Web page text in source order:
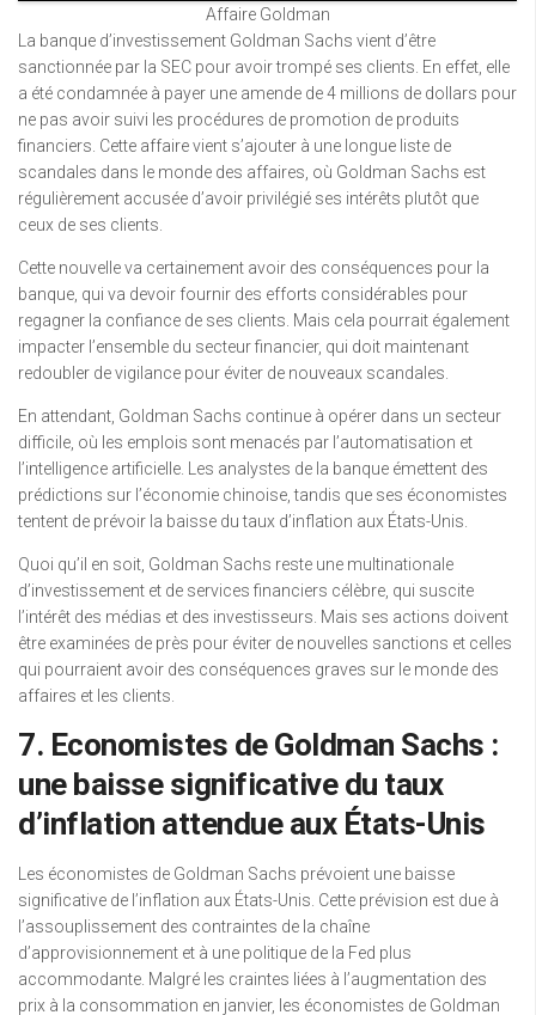
Affaire Goldman
La banque d’investissement Goldman Sachs vient d’être
sanctionnée par la SEC pour avoir trompé ses clients. En effet, elle
a été condamnée à payer une amende de 4 millions de dollars pour
ne pas avoir suivi les procédures de promotion de produits
financiers. Cette affaire vient s’ajouter à une longue liste de
scandales dans le monde des affaires, où Goldman Sachs est
régulièrement accusée d’avoir privilégié ses intérêts plutôt que
ceux de ses clients.
Cette nouvelle va certainement avoir des conséquences pour la
banque, qui va devoir fournir des efforts considérables pour
regagner la confiance de ses clients. Mais cela pourrait également
impacter l’ensemble du secteur financier, qui doit maintenant
redoubler de vigilance pour éviter de nouveaux scandales.
En attendant, Goldman Sachs continue à opérer dans un secteur
difficile, où les emplois sont menacés par l’automatisation et
l’intelligence artificielle. Les analystes de la banque émettent des
prédictions sur l’économie chinoise, tandis que ses économistes
tentent de prévoir la baisse du taux d’inflation aux États-Unis.
Quoi qu’il en soit, Goldman Sachs reste une multinationale
d’investissement et de services financiers célèbre, qui suscite
l’intérêt des médias et des investisseurs. Mais ses actions doivent
être examinées de près pour éviter de nouvelles sanctions et celles
qui pourraient avoir des conséquences graves sur le monde des
affaires et les clients.
7. Economistes de Goldman Sachs :
une baisse significative du taux
d’inflation attendue aux États-Unis
Les économistes de Goldman Sachs prévoient une baisse
significative de l’inflation aux États-Unis. Cette prévision est due à
l’assouplissement des contraintes de la chaîne
d’approvisionnement et à une politique de la Fed plus
accommodante. Malgré les craintes liées à l’augmentation des
prix à la consommation en janvier, les économistes de Goldman